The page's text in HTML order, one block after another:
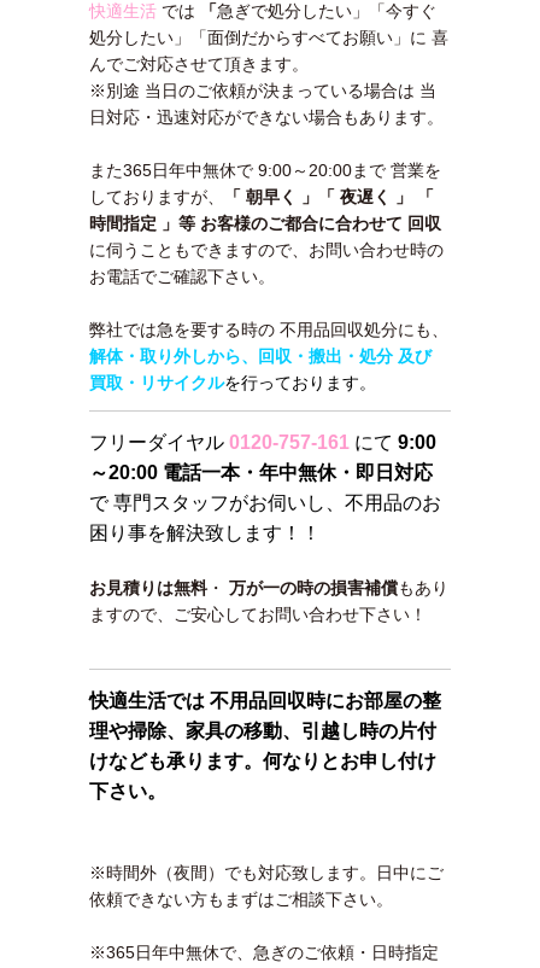
快適生活 では 「急ぎで処分したい」「今すぐ
処分したい」「面倒だからすべてお願い」 に 喜
んでご対応させて頂きます。
※別途 当日のご依頼が決まっている場合は 当
日対応・迅速対応ができない場合もあります。
また365日年中無休で 9:00～20:00まで 営業を
しておりますが、
「 朝早く 」「 夜遅く 」 「
時間指定 」等 お客様のご都合に合わせて 回収
に伺うこともできますので、お問い合わせ時の
お電話でご確認下さい。
弊社では急を要する時の 不用品回収処分にも、
解体・取り外しから、回収・搬出・処分 及び
買取・リサイクルを行っております。
フリーダイヤル 0120-757-161 にて 9:00
～20:00 電話一本・年中無休・即日対応
で 専門スタッフがお伺いし、不用品のお
困り事を解決致します！！
お見積りは無料・ 万が一の時の損害補償もあり
ますので、ご安心してお問い合わせ下さい！
快適生活では 不用品回収時にお部屋の整
理や掃除、家具の移動、引越し時の片付
けなども承ります。何なりとお申し付け
下さい。
※時間外（夜間）でも対応致します。日中にご
依頼できない方もまずはご相談下さい。
※365日年中無休で、急ぎのご依頼・日時指定